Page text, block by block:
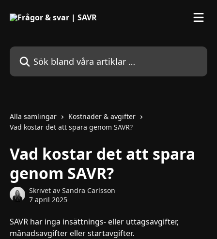
Sök bland våra artiklar …
Alla samlingar
Kostnader & avgifter
Vad kostar det att spara genom SAVR?
Vad kostar det att spara
genom SAVR?
Skrivet av Sandra Carlsson
7 april 2025
SAVR har inga insättnings- eller uttagsavgifter,
månadsavgifter eller startavgifter.